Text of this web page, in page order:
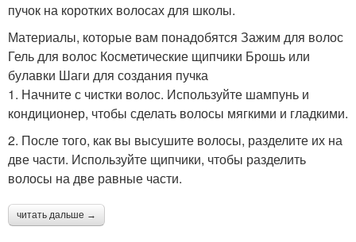
пучок на коротких волосах для школы.
Материалы, которые вам понадобятся Зажим для волос
Гель для волос Косметические щипчики Брошь или
булавки Шаги для создания пучка
1. Начните с чистки волос. Используйте шампунь и
кондиционер, чтобы сделать волосы мягкими и гладкими.
2. После того, как вы высушите волосы, разделите их на
две части. Используйте щипчики, чтобы разделить
волосы на две равные части.
читать дальше →